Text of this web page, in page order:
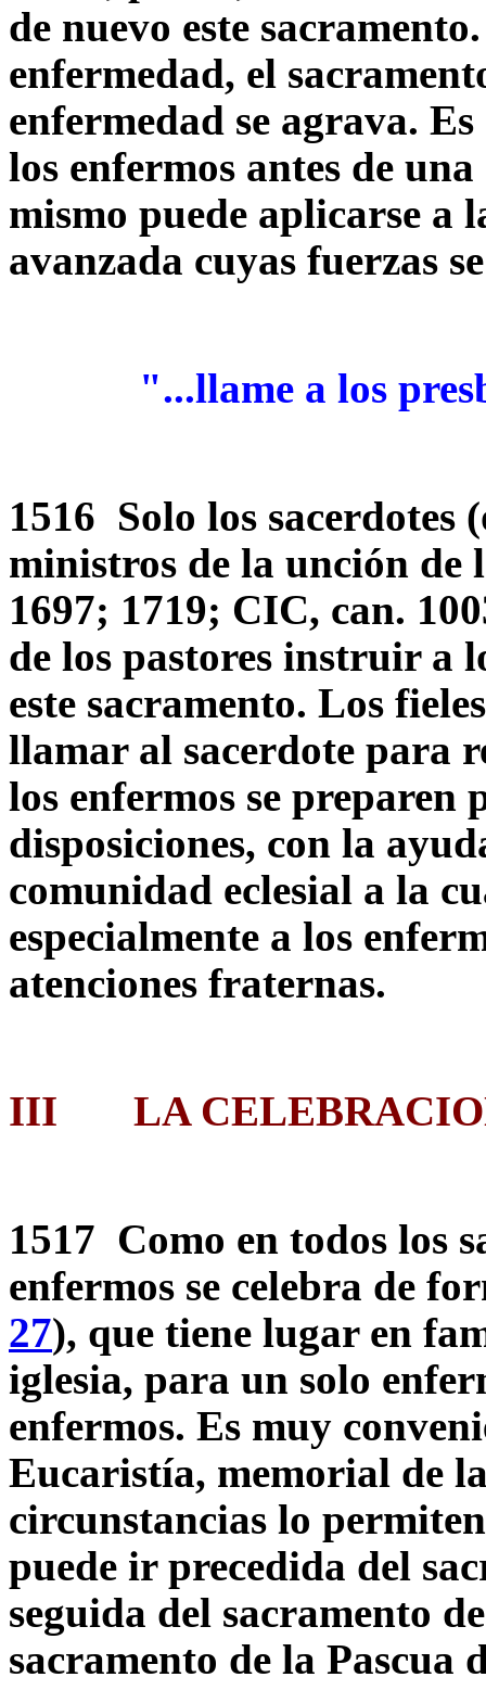
de nuevo este
enfermedad, el
enfermedad se agrava.
los enfermos antes de
mismo puede aplicarse a
avanzada cuyas fuerzas
"...llame a los
1516 Solo los sacerdotes
ministros de la unción de
1697; 1719; CIC, can.
de los pastores instruir a
este sacramento. Los
llamar al sacerdote para
los enfermos se preparen
disposiciones, con la
comunidad eclesial a la
especialmente a los
atenciones fraternas.
III LA
1517 Como en todos los
enfermos se celebra de
27), que tiene lugar en
iglesia, para un solo
enfermos. Es muy
Eucaristía, memorial de
circunstancias lo
puede ir precedida del
seguida del sacramento
sacramento de la